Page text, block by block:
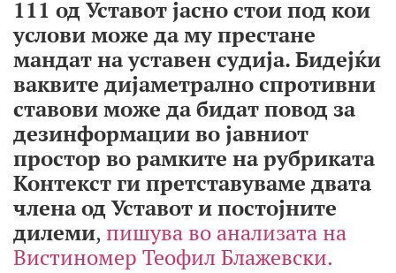
111 од Уставот јасно стои под кои
услови може да му престане
мандат на уставен судија. Бидејќи
ваквите дијаметрално спротивни
ставови може да бидат повод за
дезинформации во јавниот
простор во рамките на рубриката
Контекст ги претставуваме двата
члена од Уставот и постојните
дилеми, пишува во анализата на
Вистиномер Теофил Блажевски.